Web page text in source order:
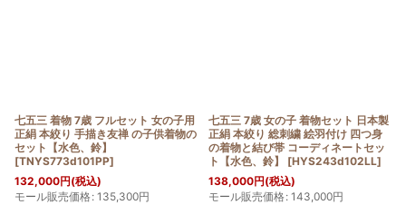
七五三 着物 7歳 フルセット 女の子用
正絹 本絞り 手描き友禅 の子供着物の
セット【水色、鈴】
[TNYS773d101PP]
132,000円(税込)
モール販売価格: 135,300円
七五三 7歳 女の子 着物セット 日本製
正絹 本絞り 総刺繍 絵羽付け 四つ身
の着物と結び帯 コーディネートセッ
ト【水色、鈴】
[HYS243d102LL]
138,000円(税込)
モール販売価格: 143,000円